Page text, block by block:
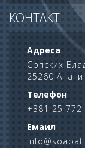
13.07.2026.
СВЕЧАНО
САБОРА
10.07.2026.
ПОНОС
62.
РЕПУТАЦИЈУ
КОНТАКТ
Адреса
Српских
25260
Телефон
+381 25
Емаил